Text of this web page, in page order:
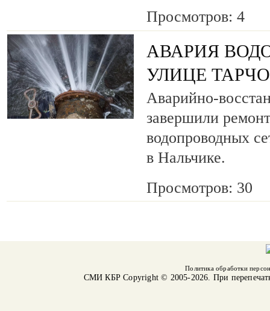
Просмотров: 4
АВАРИЯ
УЛИЦЕ
Аварийно-
завершили
водопроводных
в Нальчике.
Просмотров: 30
Политика обработки
СМИ КБРCopyright © 2005-2026. При